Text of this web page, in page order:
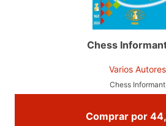
Chess
Varios Autores
Chess Informant